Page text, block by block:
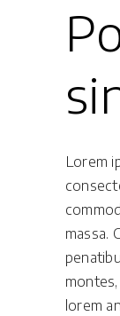
Lorem
massa.
lorem